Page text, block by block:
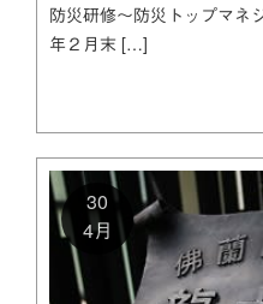
防災研修～防災トップマ
年２月末 […]
30
4月